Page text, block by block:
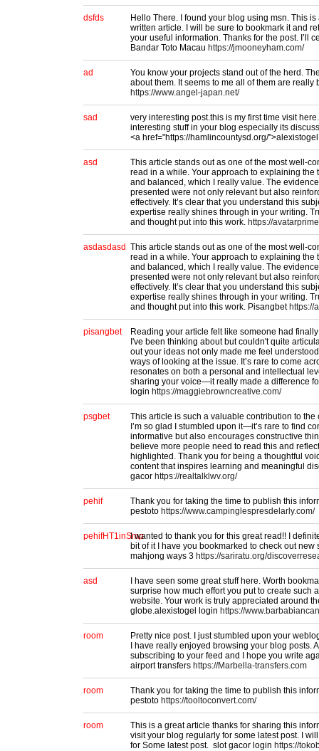
dsfds
Hello There. I found your blog using msn. This
written article. I will be sure to bookmark it and
your useful information. Thanks for the post. I’ll
Bandar Toto Macau https://jmooneyham.com/
ad
You know your projects stand out of the herd.
about them. It seems to me all of them are really
https://www.angel-japan.net/
sad
very interesting post.this is my first time visit
interesting stuff in your blog especially its
<a href="https://hamlincountysd.org/
asd
This article stands out as one of the most well-
read in a while. Your approach to explaining the
and balanced, which I really value. The
presented were not only relevant but also
effectively. It’s clear that you understand this
expertise really shines through in your writing.
and thought put into this work. https://
asdasdasd This article stands out as one of the most well-
read in a while. Your approach to explaining the
and balanced, which I really value. The
presented were not only relevant but also
effectively. It’s clear that you understand this
expertise really shines through in your writing.
and thought put into this work. Pisangbet https://
pisangbet
Reading your article felt like someone had
I've been thinking about but couldn't quite
out your ideas not only made me feel
ways of looking at the issue. It’s rare to come
resonates on both a personal and intellectual
sharing your voice—it really made a difference
login https://maggiebrowncreative.com/
psgbet
This article is such a valuable contribution to
I’m so glad I stumbled upon it—it’s rare to find
informative but also encourages constructive
believe more people need to read this and
highlighted. Thank you for being a thoughtful
content that inspires learning and meaningful
gacor https://realtalklwv.org/
pehif
Thank you for taking the time to publish this
pestoto https://www.campinglespresdelarly.com/
pehifHT1inSmpI wanted to thank you for this great read!! I
bit of it I have you bookmarked to check out new
mahjong ways 3 https://sariratu.org/
asd
I have seen some great stuff here. Worth
surprise how much effort you put to create such
website. Your work is truly appreciated around
globe.alexistogel login https://
room
Pretty nice post. I just stumbled upon your
I have really enjoyed browsing your blog posts.
subscribing to your feed and I hope you write
airport transfers https://Marbella-transfers.com
room
Thank you for taking the time to publish this
pestoto https://tooltoconvert.com/
room
This is a great article thanks for sharing this
visit your blog regularly for some latest post. I
for Some latest post. slot gacor login https://